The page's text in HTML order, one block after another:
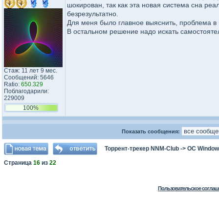
Стаж: 11 лет 9 мес.
Сообщений: 5646
Ratio: 650.329
Поблагодарили:
229009
100%
шокирован, так как эта новая система сна
безрезультатно.
Для меня было главное выяснить, проблема
В остальном решение надо искать
Показать сообщения:
Торрент-трекер NNM-Club -> ОС
Страница 16 из 22
Пользовательское